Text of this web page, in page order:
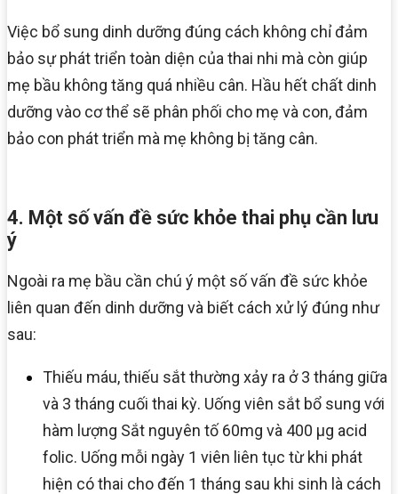
Việc bổ sung dinh dưỡng đúng cách không chỉ đảm
bảo sự phát triển toàn diện của thai nhi mà còn giúp
mẹ bầu không tăng quá nhiều cân. Hầu hết chất dinh
dưỡng vào cơ thể sẽ phân phối cho mẹ và con, đảm
bảo con phát triển mà mẹ không bị tăng cân.
4. Một số vấn đề sức khỏe thai phụ cần lưu
ý
Ngoài ra mẹ bầu cần chú ý một số vấn đề sức khỏe
liên quan đến dinh dưỡng và biết cách xử lý đúng như
sau:
Thiếu máu, thiếu sắt thường xảy ra ở 3 tháng giữa
và 3 tháng cuối thai kỳ. Uống viên sắt bổ sung với
hàm lượng Sắt nguyên tố 60mg và 400 μg acid
folic. Uống mỗi ngày 1 viên liên tục từ khi phát
hiện có thai cho đến 1 tháng sau khi sinh là cách